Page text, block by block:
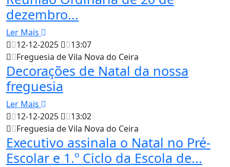
dezembro...
Ler Mais
12-12-2025
13:07
Freguesia de Vila Nova do Ceira
Decorações de Natal da nossa
freguesia
Ler Mais
12-12-2025
13:02
Freguesia de Vila Nova do Ceira
Executivo assinala o Natal no Pré-
Escolar e 1.º Ciclo da Escola de...